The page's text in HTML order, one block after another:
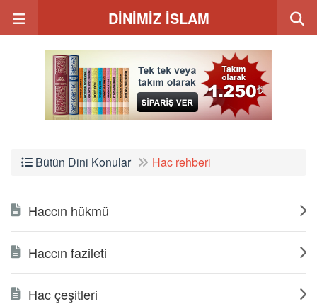
DİNİMİZ İSLAM
Bütün Dini Konular Hac rehberi
Haccın hükmü
Haccın fazileti
Hac çeşitleri